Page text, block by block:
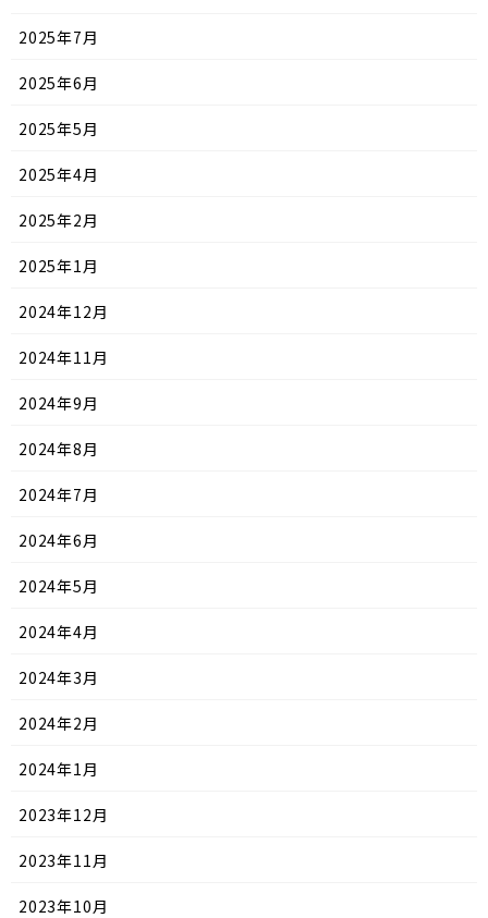
2025年7月
2025年6月
2025年5月
2025年4月
2025年2月
2025年1月
2024年12月
2024年11月
2024年9月
2024年8月
2024年7月
2024年6月
2024年5月
2024年4月
2024年3月
2024年2月
2024年1月
2023年12月
2023年11月
2023年10月